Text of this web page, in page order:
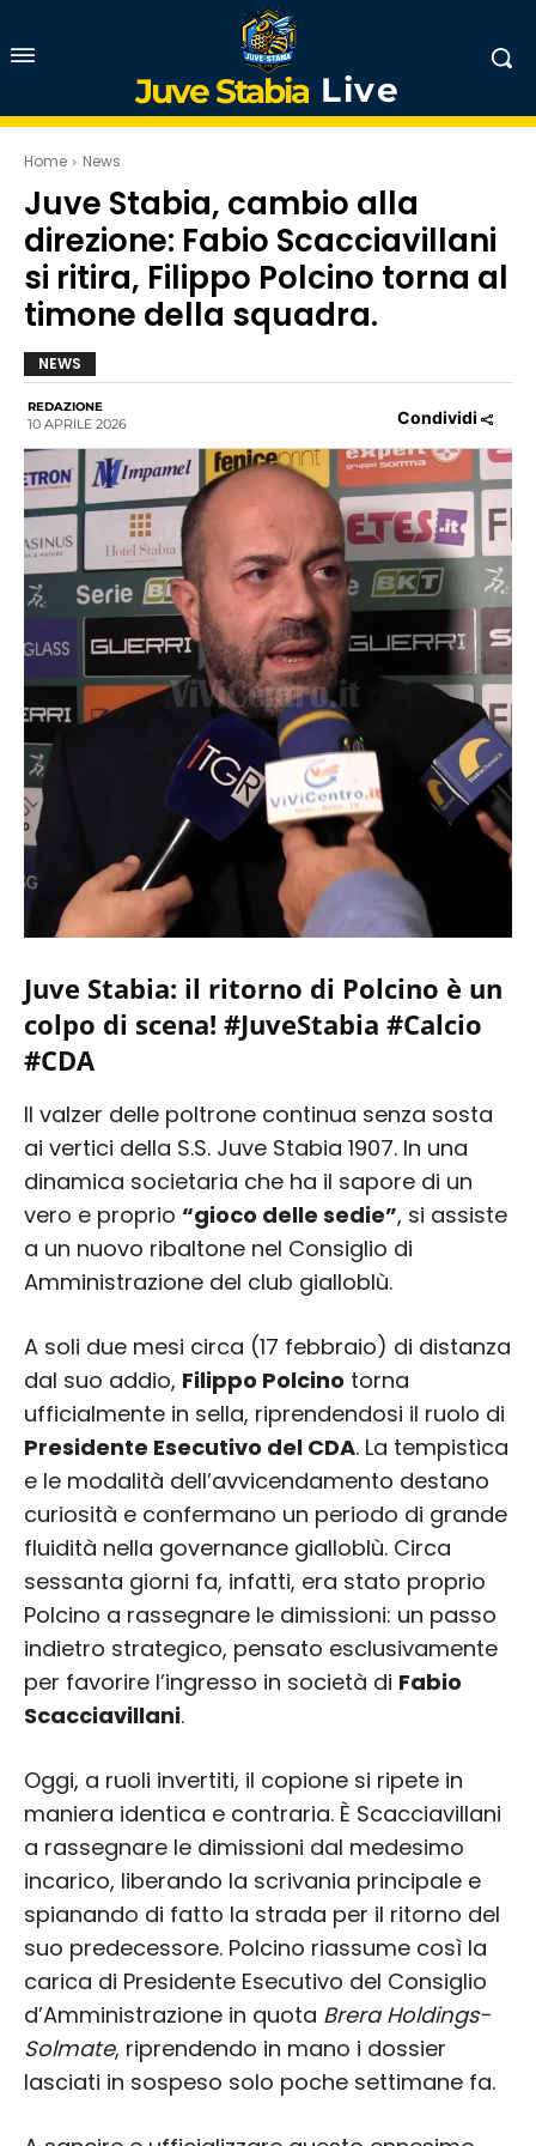
Juve Stabia Live
Home News
Juve Stabia, cambio alla
direzione: Fabio Scacciavillani
si ritira, Filippo Polcino torna al
timone della squadra.
NEWS
REDAZIONE
10 APRILE 2026 Condividi
Juve Stabia: il ritorno di Polcino è un
colpo di scena! #JuveStabia #Calcio
#CDA
Il valzer delle poltrone continua senza sosta
ai vertici della S.S. Juve Stabia 1907. In una
dinamica societaria che ha il sapore di un
vero e proprio “gioco delle sedie”, si assiste
a un nuovo ribaltone nel Consiglio di
Amministrazione del club gialloblù.
A soli due mesi circa (17 febbraio) di distanza
dal suo addio, Filippo Polcino torna
ufficialmente in sella, riprendendosi il ruolo di
Presidente Esecutivo del CDA. La tempistica
e le modalità dell’avvicendamento destano
curiosità e confermano un periodo di grande
fluidità nella governance gialloblù. Circa
sessanta giorni fa, infatti, era stato proprio
Polcino a rassegnare le dimissioni: un passo
indietro strategico, pensato esclusivamente
per favorire l’ingresso in società di Fabio
Scacciavillani.
Oggi, a ruoli invertiti, il copione si ripete in
maniera identica e contraria. È Scacciavillani
a rassegnare le dimissioni dal medesimo
incarico, liberando la scrivania principale e
spianando di fatto la strada per il ritorno del
suo predecessore. Polcino riassume così la
carica di Presidente Esecutivo del Consiglio
d’Amministrazione in quota Brera Holdings-
Solmate, riprendendo in mano i dossier
lasciati in sospeso solo poche settimane fa.